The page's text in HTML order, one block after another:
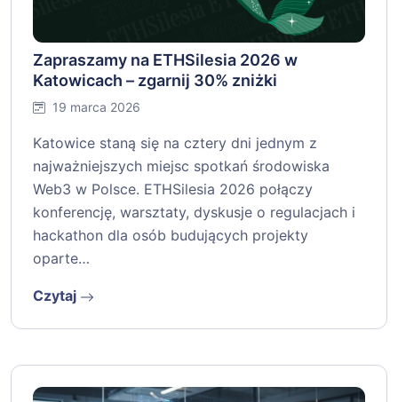
Zapraszamy na ETHSilesia 2026 w
Katowicach – zgarnij 30% zniżki
19 marca 2026
Katowice staną się na cztery dni jednym z
najważniejszych miejsc spotkań środowiska
Web3 w Polsce. ETHSilesia 2026 połączy
konferencję, warsztaty, dyskusje o regulacjach i
hackathon dla osób budujących projekty
oparte…
Czytaj